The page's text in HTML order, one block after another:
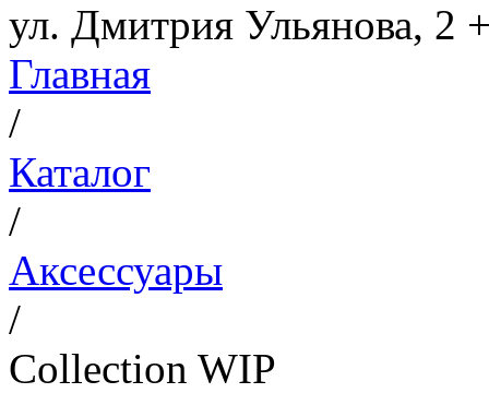
ул. Дмитрия Ульянова, 2
Главная
/
Каталог
/
Аксессуары
/
Collection WIP